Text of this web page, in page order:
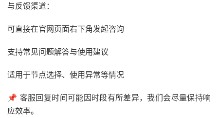
与反馈渠道：
可直接在官网页面右下角发起咨询
支持常见问题解答与使用建议
适用于节点选择、使用异常等情况
📌 客服回复时间可能因时段有所差异，我们会尽量保持响
应效率。